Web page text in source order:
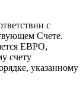
с
Счете.
ЕВРО,
cчету
указанному